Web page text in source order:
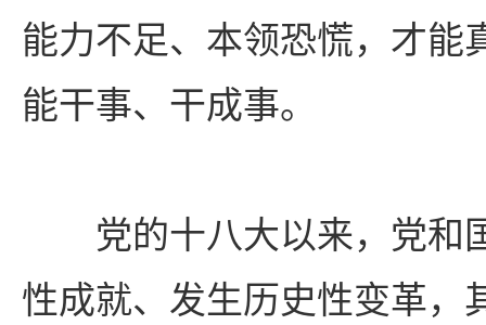
能力不足、本领恐慌，才能
能干事、干成事。
党的十八大以来，党和
性成就、发生历史性变革，